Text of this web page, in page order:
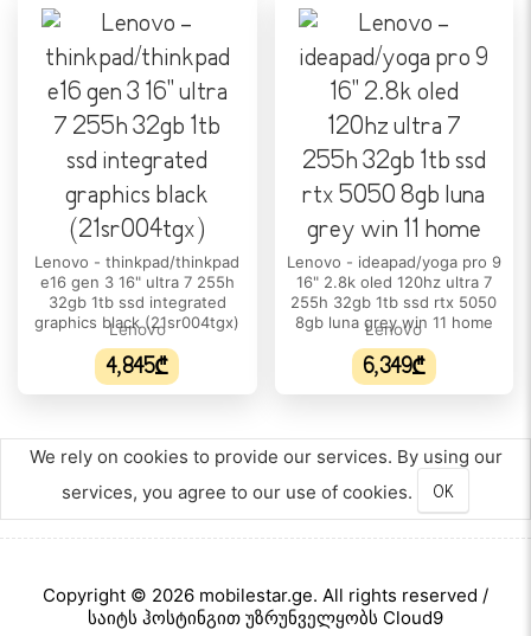
100%
ᲞᲠᲝᲪᲔᲡᲝᲠᲘ
პროცესორის/ჩიპსეტის ტიპი:
Intel Core i7
პროცესორის მოდელი:
13645HX
ბირთვების რაოდენობა:
14
პროცესორის ნაკადი:
პროცესორის მწარმოებელი:
პროცესორის მაქსიმალური სიხშირე:
P-core up to 4.9GHz / E-core up to 3.5GHz
ლითოგრაფია:
Lenovo - thinkpad/thinkpad
e16 gen 3 16" ultra 7 255h
32gb 1tb ssd integrated
graphics black (21sr004tgx)
Lenovo
4,845₾
Lenovo - ideapad/yoga pro 9
16" 2.8k oled 120hz ultra 7
255h 32gb 1tb ssd rtx 5050
8gb luna grey win 11 home
Lenovo
6,349₾
We rely on cookies to provide our services. By using our
services, you agree to our use of cookies.
OK
Copyright © 2026 mobilestar.ge. All rights reserved /
საიტს ჰოსტინგით უზრუნველყობს Cloud9